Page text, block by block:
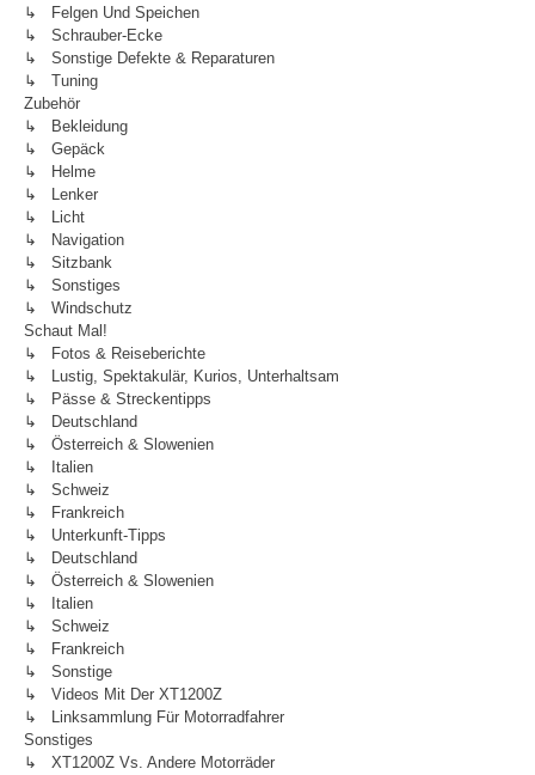
↳ Felgen Und Speichen
↳ Schrauber-Ecke
↳ Sonstige Defekte & Reparaturen
↳ Tuning
Zubehör
↳ Bekleidung
↳ Gepäck
↳ Helme
↳ Lenker
↳ Licht
↳ Navigation
↳ Sitzbank
↳ Sonstiges
↳ Windschutz
Schaut Mal!
↳ Fotos & Reiseberichte
↳ Lustig, Spektakulär, Kurios, Unterhaltsam
↳ Pässe & Streckentipps
↳ Deutschland
↳ Österreich & Slowenien
↳ Italien
↳ Schweiz
↳ Frankreich
↳ Unterkunft-Tipps
↳ Deutschland
↳ Österreich & Slowenien
↳ Italien
↳ Schweiz
↳ Frankreich
↳ Sonstige
↳ Videos Mit Der XT1200Z
↳ Linksammlung Für Motorradfahrer
Sonstiges
↳ XT1200Z Vs. Andere Motorräder